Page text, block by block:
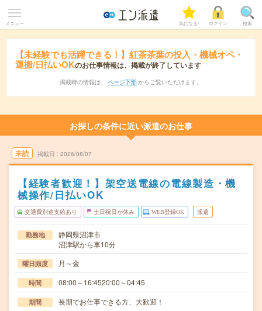
メニュー 気になる! ログイン 検索
【未経験でも活躍できる！】紅茶茶葉の投入・機械オペ・
運搬/日払いOKのお仕事情報は、掲載が終了しています
掲載時の情報は、 ページ下部 からご覧いただけます。
お探しの条件に近い派遣のお仕事
未読 掲載日 2026/08/07
【経験者歓迎！】架空送電線の電線製造・機
械操作/日払いOK
交通費別途支給あり 土日祝日が休み WEB登録OK 派遣
勤務地
静岡県沼津市
沼津駅から車10分
曜日頻度 月～金
時間 08:00～16:4520:00～04:45
期間 長期でお仕事できる方、大歓迎！